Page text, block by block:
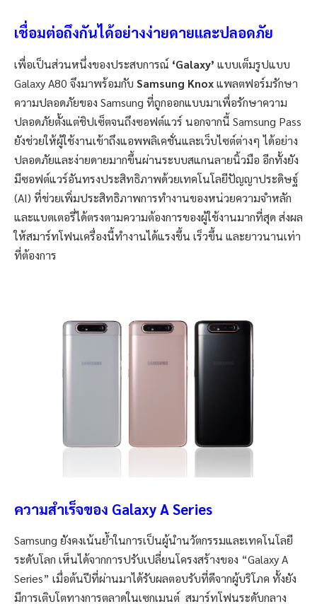
เชื่อมต่อถึงกันได้อย่างง่ายดายและปลอดภัย
เพื่อเป็นส่วนหนึ่งของประสบการณ์ ‘Galaxy’ แบบเต็มรูปแบบ
Galaxy A80 จึงมาพร้อมกับ Samsung Knoxแพลตฟอร์มรักษา
ความปลอดภัยของ Samsung ที่ถูกออกแบบมาเพื่อรักษาความ
ปลอดภัยตั้งแต่ชิปเซ็ตจนถึงซอฟต์แวร์ นอกจากนี้ Samsung Pass
ยังช่วยให้ผู้ใช้งานเข้าถึงแอพพลิเคชั่นและเว็บไซต์ต่างๆ ได้อย่าง
ปลอดภัยและง่ายดายมากขึ้นผ่านระบบสแกนลายนิ้วมือ อีกทั้งยัง
มีซอฟต์แวร์อันทรงประสิทธิภาพด้วยเทคโนโลยีปัญญาประดิษฐ์
(AI) ที่ช่วยเพิ่มประสิทธิภาพการทำงานของหน่วยความจำหลัก
และแบตเตอรี่ได้ตรงตามความต้องการของผู้ใช้งานมากที่สุด ส่งผล
ให้สมาร์ทโฟนเครื่องนี้ทำงานได้แรงขึ้น เร็วขึ้น และยาวนานเท่า
ที่ต้องการ
ความสำเร็จของ Galaxy A Series
Samsung ยังคงเน้นย้ำในการเป็นผู้นำนวัตกรรมและเทคโนโลยี
ระดับโลก เห็นได้จากการปรับเปลี่ยนโครงสร้างของ “Galaxy A
Series” เมื่อต้นปีที่ผ่านมาได้รับผลตอบรับที่ดีจากผู้บริโภค ทั้งยัง
มีการเติบโตทางการตลาดในเซกเมนต์ สมาร์ทโฟนระดับกลาง